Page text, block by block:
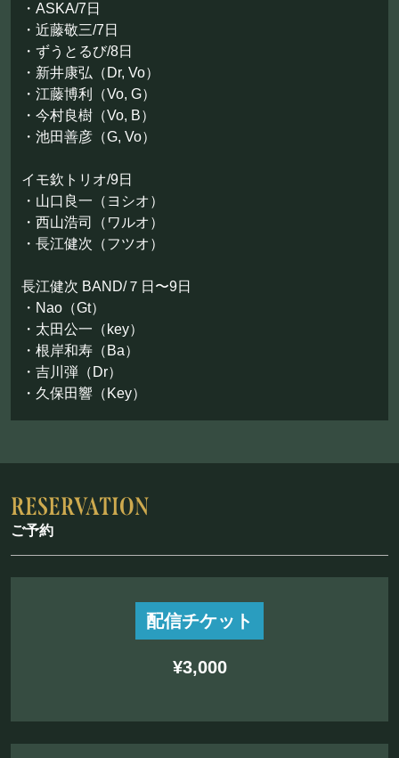
・ASKA/7日
・近藤敬三/7日
・ずうとるび/8日
・新井康弘（Dr, Vo）
・江藤博利（Vo, G）
・今村良樹（Vo, B）
・池田善彦（G, Vo）
イモ欽トリオ/9日
・山口良一（ヨシオ）
・西山浩司（ワルオ）
・長江健次（フツオ）
長江健次 BAND/７日〜9日
・Nao（Gt）
・太田公一（key）
・根岸和寿（Ba）
・吉川弾（Dr）
・久保田響（Key）
ご予約
配信チケット
¥3,000